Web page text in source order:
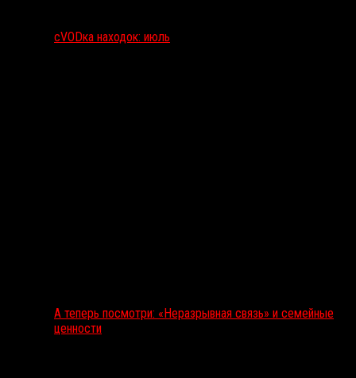
сVODка находок: июль
А теперь посмотри: «Неразрывная связь» и семейные
ценности